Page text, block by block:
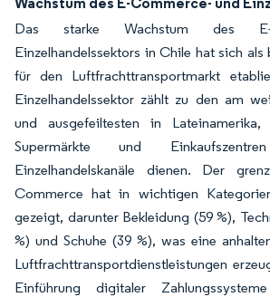
Das starke Wachstum des E-
Einzelhandelssektors in Chile hat sich
für den Luftfrachttransportmarkt
Einzelhandelssektor zählt zu den am
und ausgefeiltesten in Lateinamerika,
Supermärkte und
Einzelhandelskanäle dienen. Der
Commerce hat in wichtigen
gezeigt, darunter Bekleidung (59 %),
%) und Schuhe (39 %), was eine
Luftfrachttransportdienstleistungen
Einführung digitaler